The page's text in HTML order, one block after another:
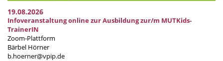
19.08.2026
Infoveranstaltung online zur Ausbildung zur/m MUTKids-
TrainerIN
Zoom-Plattform
Bärbel Hörner
b.hoerner@vpip.de